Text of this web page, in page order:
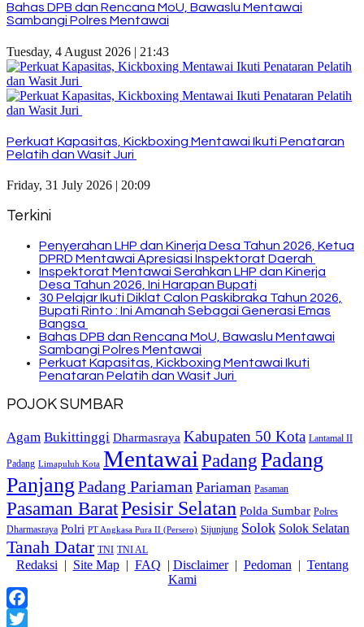
Bahas DPB dan Rencana MoU, Bawaslu Mentawai
Sambangi Polres Mentawai
Tuesday, 4 August 2026 | 21:43
Perkuat Kapasitas, Kickboxing Mentawai Ikuti Penataran
Pelatih dan Wasit Juri
Friday, 31 July 2026 | 20:09
Terkini
Penyerahan LHP dan Kinerja Desa Tahun 2026, Ketua
DPRD Mentawai Apresiasi Inspektorat Daerah
Inspektorat Mentawai Serahkan LHP dan Kinerja
Desa Tahun 2026, Ini Harapan Bupati
30 Pelajar Ikuti Diklat Calon Paskibraka Tahun 2026,
Bupati Rinto : Ini Amanah Sebagai Generasi Emas
Bangsa
Bahas DPB dan Rencana MoU, Bawaslu Mentawai
Sambangi Polres Mentawai
Perkuat Kapasitas, Kickboxing Mentawai Ikuti
Penataran Pelatih dan Wasit Juri
POJOK SUMBAR
Agam Bukittinggi Dharmasraya Kabupaten 50 Kota Lantamal II
Padang Limapuluh Kota Mentawai PadangPadang
Panjang Padang Pariaman Pariaman Pasaman
Pasaman BaratPesisir Selatan Polda Sumbar Polres
Dharmasraya Polri PT Angkasa Pura II (Persero) Sijunjung Solok Solok Selatan
Tanah Datar TNI TNI AL
Redaksi | Site Map| FAQ | Disclaimer| Pedoman | Tentang
Kami
Facebook